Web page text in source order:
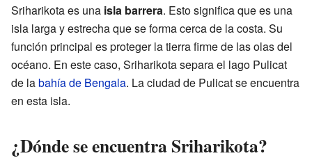
Sriharikota es una isla barrera. Esto significa que es una
isla larga y estrecha que se forma cerca de la costa. Su
función principal es proteger la tierra firme de las olas del
océano. En este caso, Sriharikota separa el lago Pulicat
de labahía de Bengala. La ciudad de Pulicat se encuentra
en esta isla.
¿Dónde se encuentra Sriharikota?